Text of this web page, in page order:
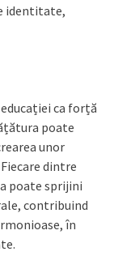
identitate,
ca forță
poate
unor
dintre
poate sprijini
contribuind
în